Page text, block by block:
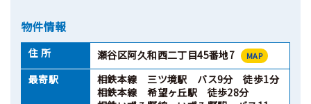
物件情報
住 所 瀬谷区阿久和西二丁目45番地7 MAP
最寄駅
相鉄本線 三ツ境駅 バス9分 徒歩1分
相鉄本線 希望ヶ丘駅 徒歩28分